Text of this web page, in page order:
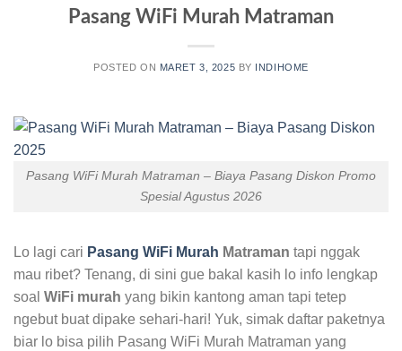
Pasang WiFi Murah Matraman
POSTED ON MARET 3, 2025 BY INDIHOME
Pasang WiFi Murah Matraman – Biaya Pasang Diskon Promo
Spesial Agustus 2026
Lo lagi cari Pasang WiFi Murah Matraman tapi nggak
mau ribet? Tenang, di sini gue bakal kasih lo info lengkap
soal WiFi murah yang bikin kantong aman tapi tetep
ngebut buat dipake sehari-hari! Yuk, simak daftar paketnya
biar lo bisa pilih Pasang WiFi Murah Matraman yang